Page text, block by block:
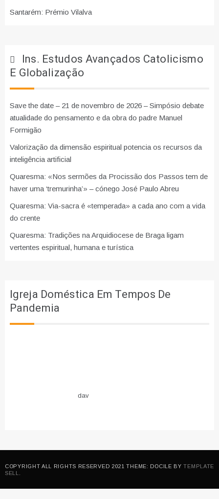
Santarém: Prémio Vilalva
Ins. Estudos Avançados Catolicismo
E Globalização
Save the date – 21 de novembro de 2026 – Simpósio debate
atualidade do pensamento e da obra do padre Manuel
Formigão
Valorização da dimensão espiritual potencia os recursos da
inteligência artificial
Quaresma: «Nos sermões da Procissão dos Passos tem de
haver uma ‘tremurinha’» – cónego José Paulo Abreu
Quaresma: Via-sacra é «temperada» a cada ano com a vida
do crente
Quaresma: Tradições na Arquidiocese de Braga ligam
vertentes espiritual, humana e turística
Igreja Doméstica Em Tempos De
Pandemia
dav
COPYRIGHT ALL RIGHTS RESERVED 2021 THEME: DOCILE BYTEMPLATE
SELL